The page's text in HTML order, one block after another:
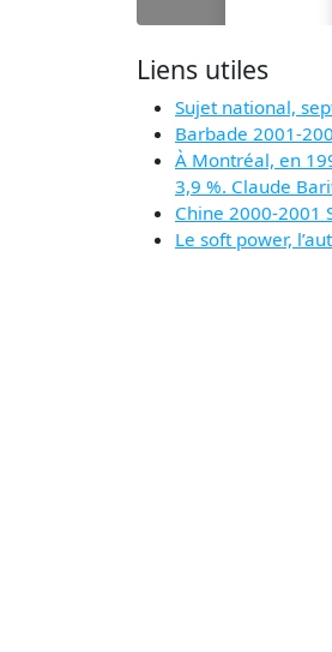
Liens utiles
Sujet national,
Barbade 2001-
À Montréal, en
3,9 %. Claude
Chine 2000-2001
Le soft power,